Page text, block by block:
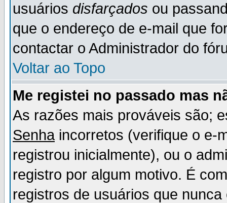
usuários disfarçados ou
que o endereço de e-mail que
contactar o Administrador do
Voltar ao Topo
Me registei no passado mas
As razões mais prováveis são;
Senhaincorretos (verifique o e-
registrou inicialmente), ou o
registro por algum motivo. É
registros de usuários que